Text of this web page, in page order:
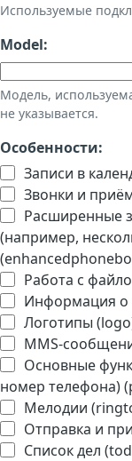
Используемые
Model:
Модель,
не указывается.
Особенности:
Записи в
Звонки и
Расширенные
(например,
Работа с
Информация о
Логотипы
MMS-
Основные
номер телефона)
Мелодии
Отправка и
Список дел